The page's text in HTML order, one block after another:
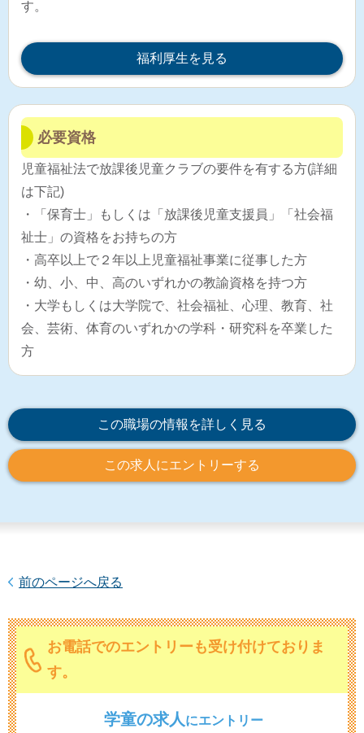
す。
福利厚生を見る
必要資格
児童福祉法で放課後児童クラブの要件を有する方(詳細
は下記)
・「保育士」もしくは「放課後児童支援員」「社会福
祉士」の資格をお持ちの方
・高卒以上で２年以上児童福祉事業に従事した方
・幼、小、中、高のいずれかの教諭資格を持つ方
・大学もしくは大学院で、社会福祉、心理、教育、社
会、芸術、体育のいずれかの学科・研究科を卒業した
方
この職場の情報を詳しく見る
この求人にエントリーする
前のページへ戻る
お電話でのエントリーも受け付けておりま
す。
学童の求人 にエントリー